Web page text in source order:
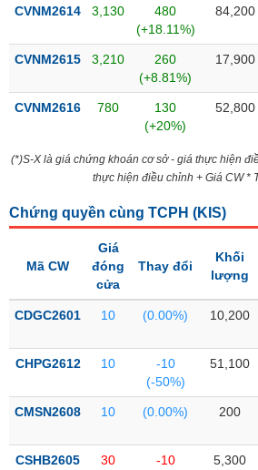
được
quỹ
mục
ETF
phiếu
tiết
quan
dịch
chính
tích
thuật
CVNM2614 3,130
480
(+18.11%)
84,200
CVNM2615 3,210
260
(+8.81%)
17,900
CVNM2616 780
130
(+20%)
52,800
(*)S-X là giá chứng khoán cơ sở - giá thực hiện
thực hiện điều chỉnh + Giá CW *
Chứng quyền cùng TCPH (KIS)
Mã CW
Giá
đóng
cửa
Thay đổi
Khối
lượng
CDGC2601 10 (0.00%) 10,200
CHPG2612 10
-10
(-50%)
51,100
CMSN2608 10 (0.00%) 200
CSHB2605 30
-10
5,300
DỮ
MỚI
(-)
SECTOR
NĂNG